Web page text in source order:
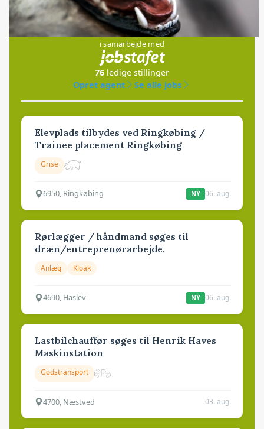
Jobs
i samarbejde med
76 ledige stillinger
Opret agent
Se alle jobs
Elevplads tilbydes ved Ringkøbing /
Trainee placement Ringkøbing
Grise
6950, Ringkøbing NY 06. aug.
Rørlægger / håndmand søges til
dræn/entreprenørarbejde.
Anlæg Kloak
4690, Haslev NY 06. aug.
Lastbilchauffør søges til Henrik Haves
Maskinstation
Godstransport
4700, Næstved 03. aug.